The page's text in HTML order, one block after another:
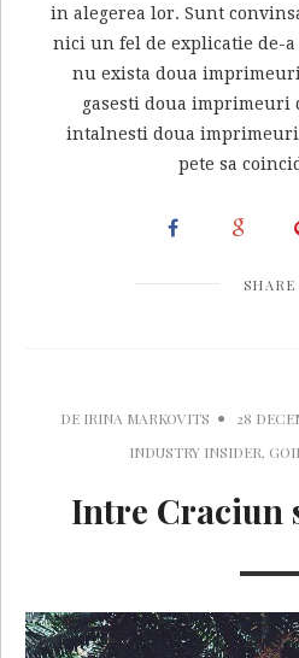
in alegerea lor. Sunt
nici un fel de explicatie de-a
nu exista doua
gasesti doua imprimeuri
intalnesti doua imprimeuri
pete sa
SHARE
DE IRINA MARKOVITS 28
INDUSTRY INSIDER,
Intre Craciun